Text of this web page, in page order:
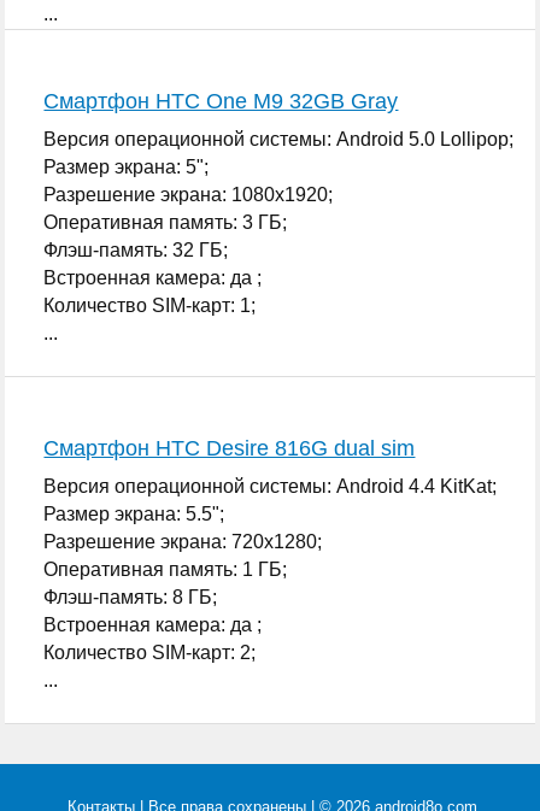
...
Смартфон HTC One M9 32GB Gray
Версия операционной системы: Android 5.0 Lollipop;
Размер экрана: 5";
Разрешение экрана: 1080x1920;
Оперативная память: 3 ГБ;
Флэш-память: 32 ГБ;
Встроенная камера: да ;
Количество SIM-карт: 1;
...
Смартфон HTC Desire 816G dual sim
Версия операционной системы: Android 4.4 KitKat;
Размер экрана: 5.5";
Разрешение экрана: 720x1280;
Оперативная память: 1 ГБ;
Флэш-память: 8 ГБ;
Встроенная камера: да ;
Количество SIM-карт: 2;
...
Контакты | Все права сохранены | © 2026 android8o.com